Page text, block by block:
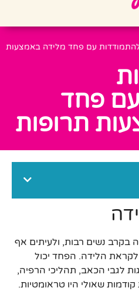
להתמודדות עם פחד מלידה באמצעות
פחד
תרופות
בקרב נשים רבות, ולעיתים אף
הלידה. הפחד יכול
לגבי הכאב, תהליכי הרפיה,
קודמות שאולי היו טראומטיות.